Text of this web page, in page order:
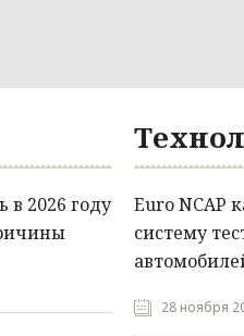
2026 году
Euro NCAP
систему
28 ноября